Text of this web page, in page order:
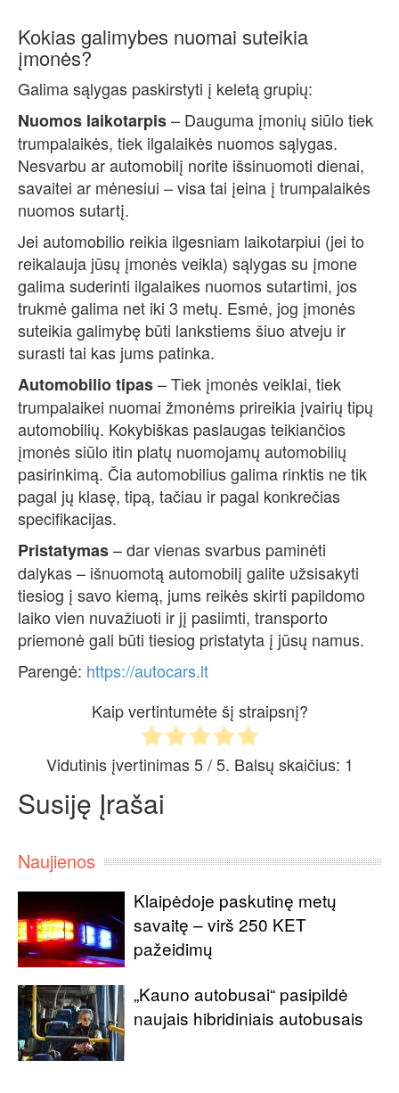
Kokias galimybes nuomai suteikia
įmonės?
Galima sąlygas paskirstyti į keletą grupių:
Nuomos laikotarpis– Dauguma įmonių siūlo tiek
trumpalaikės, tiek ilgalaikės nuomos sąlygas.
Nesvarbu ar automobilį norite išsinuomoti dienai,
savaitei ar mėnesiui – visa tai įeina į trumpalaikės
nuomos sutartį.
Jei automobilio reikia ilgesniam laikotarpiui (jei to
reikalauja jūsų įmonės veikla) sąlygas su įmone
galima suderinti ilgalaikes nuomos sutartimi, jos
trukmė galima net iki 3 metų. Esmė, jog įmonės
suteikia galimybę būti lankstiems šiuo atveju ir
surasti tai kas jums patinka.
Automobilio tipas– Tiek įmonės veiklai, tiek
trumpalaikei nuomai žmonėms prireikia įvairių tipų
automobilių. Kokybiškas paslaugas teikiančios
įmonės siūlo itin platų nuomojamų automobilių
pasirinkimą. Čia automobilius galima rinktis ne tik
pagal jų klasę, tipą, tačiau ir pagal konkrečias
specifikacijas.
Pristatymas– dar vienas svarbus paminėti
dalykas – išnuomotą automobilį galite užsisakyti
tiesiog į savo kiemą, jums reikės skirti papildomo
laiko vien nuvažiuoti ir jį pasiimti, transporto
priemonė gali būti tiesiog pristatyta į jūsų namus.
Parengė: https://autocars.lt
Kaip vertintumėte šį straipsnį?
Vidutinis įvertinimas5/ 5. Balsų skaičius: 1
Susiję Įrašai
Naujienos
Klaipėdoje paskutinę metų
savaitę – virš 250 KET
pažeidimų
„Kauno autobusai“ pasipildė
naujais hibridiniais autobusais